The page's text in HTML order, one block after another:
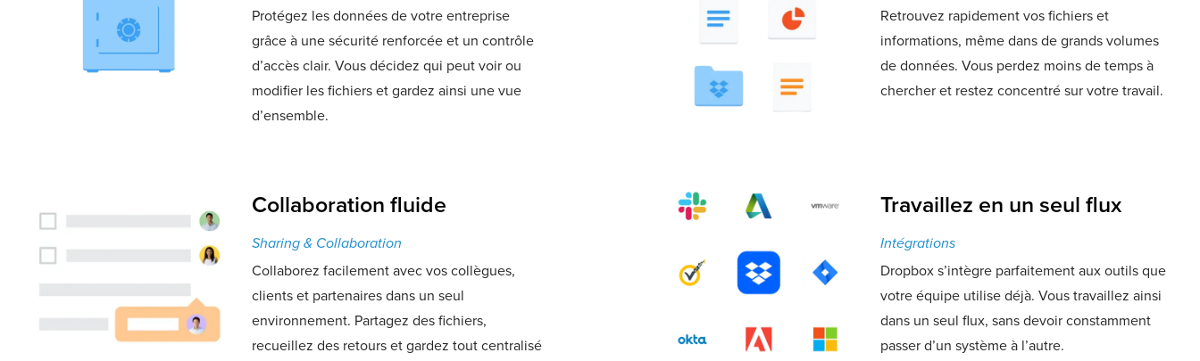
Protégez les données de votre entreprise
grâce à une sécurité renforcée et un contrôle
d’accès clair. Vous décidez qui peut voir ou
modifier les fichiers et gardez ainsi une vue
d’ensemble.
Retrouvez rapidement vos fichiers et
informations, même dans de grands volumes
de données. Vous perdez moins de temps à
chercher et restez concentré sur votre travail.
Collaboration fluide
Sharing & Collaboration
Collaborez facilement avec vos collègues,
clients et partenaires dans un seul
environnement. Partagez des fichiers,
recueillez des retours et gardez tout centralisé
Travaillez en un seul flux
Intégrations
Dropbox s’intègre parfaitement aux outils que
votre équipe utilise déjà. Vous travaillez ainsi
dans un seul flux, sans devoir constamment
passer d’un système à l’autre.